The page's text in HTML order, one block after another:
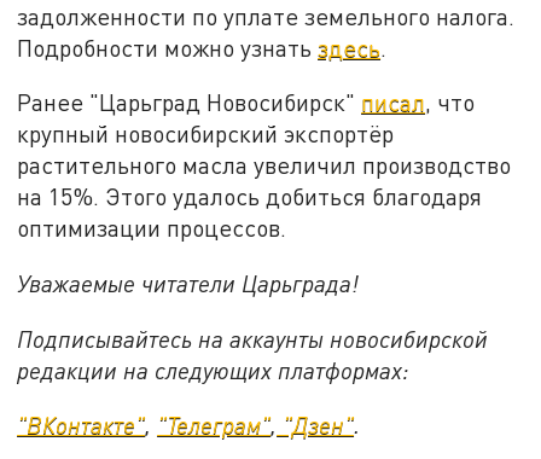
задолженности по уплате земельного налога.
Подробности можно узнать здесь
Ранее "Царьград Новосибирск" писал, что
крупный новосибирский экспортёр
растительного масла увеличил производство
на 15%. Этого удалось добиться благодаря
оптимизации процессов.
Уважаемые читатели Царьграда!
Подписывайтесь на аккаунты новосибирской
редакции на следующих платформах:
"ВКонтакте", "Телеграм", "Дзен".